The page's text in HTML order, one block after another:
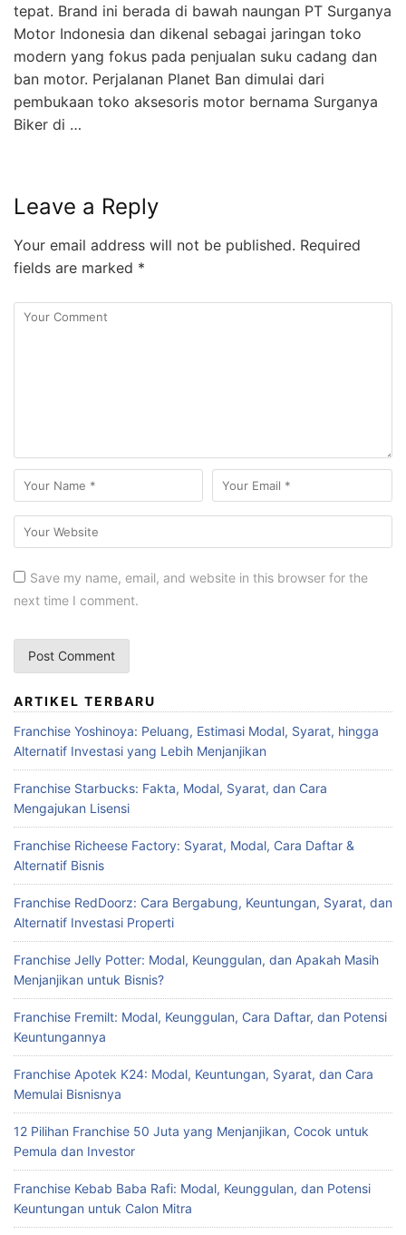
tepat. Brand ini berada di bawah naungan PT Surganya
Motor Indonesia dan dikenal sebagai jaringan toko
modern yang fokus pada penjualan suku cadang dan
ban motor. Perjalanan Planet Ban dimulai dari
pembukaan toko aksesoris motor bernama Surganya
Biker di …
Leave a Reply
Your email address will not be published. Required
fields are marked *
Save my name, email, and website in this browser for the
next time I comment.
ARTIKEL TERBARU
Franchise Yoshinoya: Peluang, Estimasi Modal, Syarat, hingga
Alternatif Investasi yang Lebih Menjanjikan
Franchise Starbucks: Fakta, Modal, Syarat, dan Cara
Mengajukan Lisensi
Franchise Richeese Factory: Syarat, Modal, Cara Daftar &
Alternatif Bisnis
Franchise RedDoorz: Cara Bergabung, Keuntungan, Syarat, dan
Alternatif Investasi Properti
Franchise Jelly Potter: Modal, Keunggulan, dan Apakah Masih
Menjanjikan untuk Bisnis?
Franchise Fremilt: Modal, Keunggulan, Cara Daftar, dan Potensi
Keuntungannya
Franchise Apotek K24: Modal, Keuntungan, Syarat, dan Cara
Memulai Bisnisnya
12 Pilihan Franchise 50 Juta yang Menjanjikan, Cocok untuk
Pemula dan Investor
Franchise Kebab Baba Rafi: Modal, Keunggulan, dan Potensi
Keuntungan untuk Calon Mitra